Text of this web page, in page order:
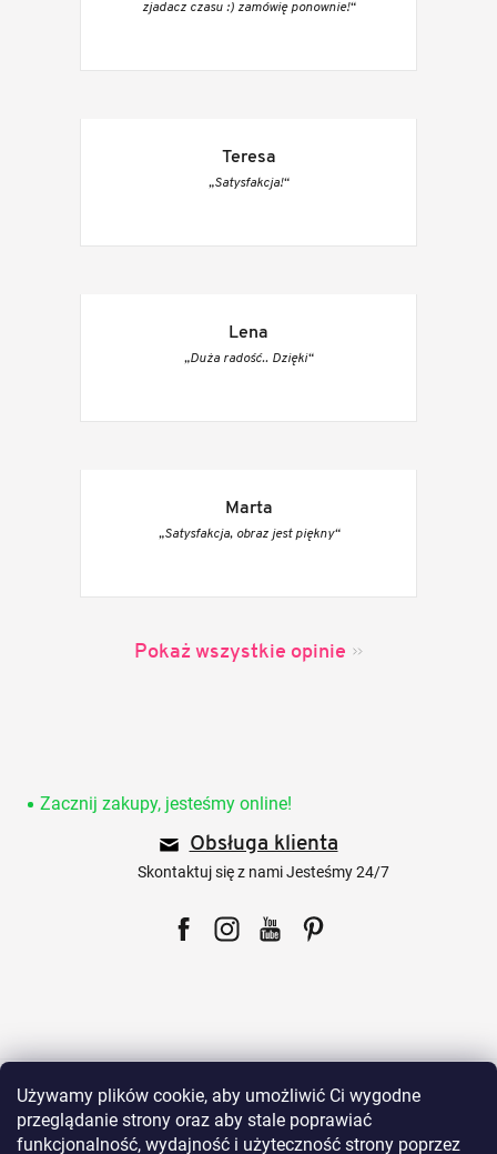
Używamy plików cookie, aby umożliwić Ci wygodne
przeglądanie strony oraz aby stale poprawiać
funkcjonalność, wydajność i użyteczność strony poprzez
zjadacz czasu :) zamówię ponownie!“
Teresa
„Satysfakcja!“
Lena
„Duża radość.. Dzięki“
Marta
„Satysfakcja, obraz jest piękny“
Pokaż wszystkie opinie
Zacznij zakupy, jesteśmy online!
Obsługa klienta
Skontaktuj się z nami Jesteśmy 24/7
Dla klientów